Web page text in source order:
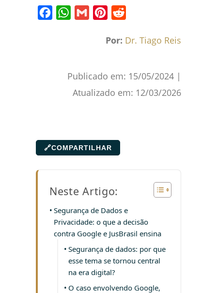
FacebookWhatsApp
Gmail Pinterest
Por: Dr. Tiago Reis
Publicado em: 15/05/2024 |
Atualizado em: 12/03/2026
🔗COMPARTILHAR
Neste Artigo:
Segurança de Dados e
Privacidade: o que a decisão
contra Google e JusBrasil ensina
Segurança de dados: por que
esse tema se tornou central
na era digital?
O caso envolvendo Google,